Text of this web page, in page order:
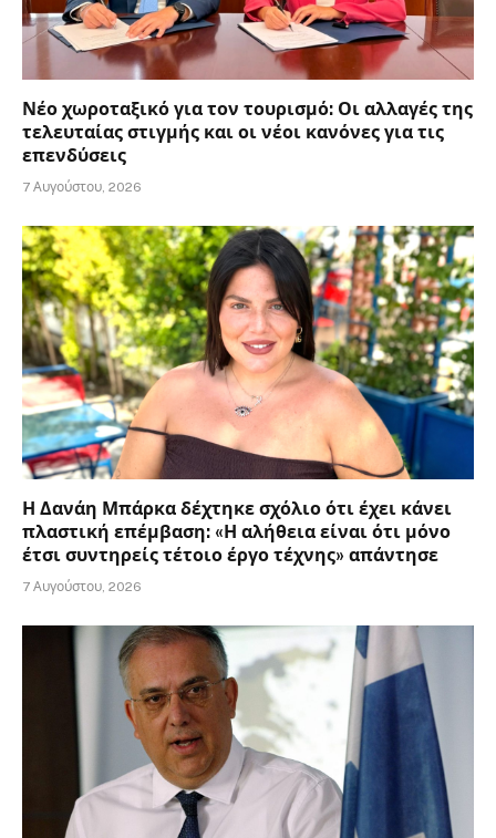
Νέο χωροταξικό για τον τουρισμό: Οι αλλαγές της
τελευταίας στιγμής και οι νέοι κανόνες για τις
επενδύσεις
7 Αυγούστου, 2026
Η Δανάη Μπάρκα δέχτηκε σχόλιο ότι έχει κάνει
πλαστική επέμβαση: «Η αλήθεια είναι ότι μόνο
έτσι συντηρείς τέτοιο έργο τέχνης» απάντησε
7 Αυγούστου, 2026